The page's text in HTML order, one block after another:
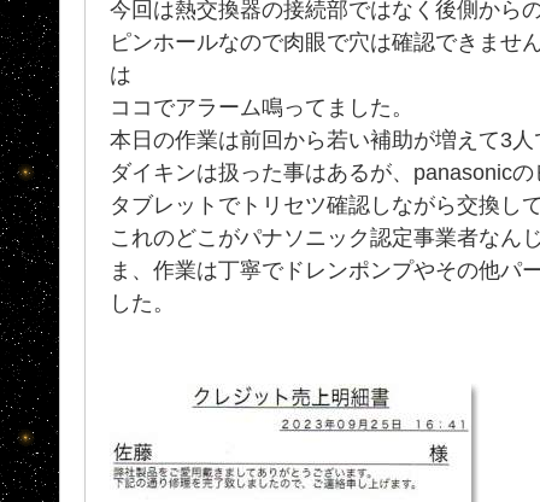
今回は熱交換器の接続部ではなく後側から
ピンホールなので肉眼で穴は確認できませ
は
ココでアラーム鳴ってました。
本日の作業は前回から若い補助が増えて3人
ダイキンは扱った事はあるが、panasonic
タブレットでトリセツ確認しながら交換し
これのどこがパナソニック認定事業者なん
ま、作業は丁寧でドレンポンプやその他パ
した。